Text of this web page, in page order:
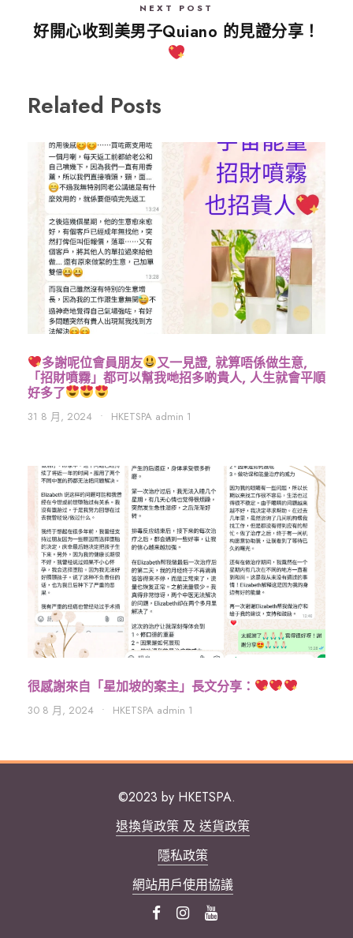
NEXT POST
好開心收到美男子Quiano 的見證分享！
Related Posts
多謝呢位會員朋友
又一見證, 就算唔係做生意,
「招財噴霧」都可以幫我哋招多啲貴人, 人生就會平順
好多了
31 8 月, 2024 • HKETSPA admin 1
很感謝來自「星加坡的案主」長文分享：
30 8 月, 2024 • HKETSPA admin 1
©2023 by HKETSPA.
退換貨政策 及 送貨政策
隱私政策
網站用戶使用協議